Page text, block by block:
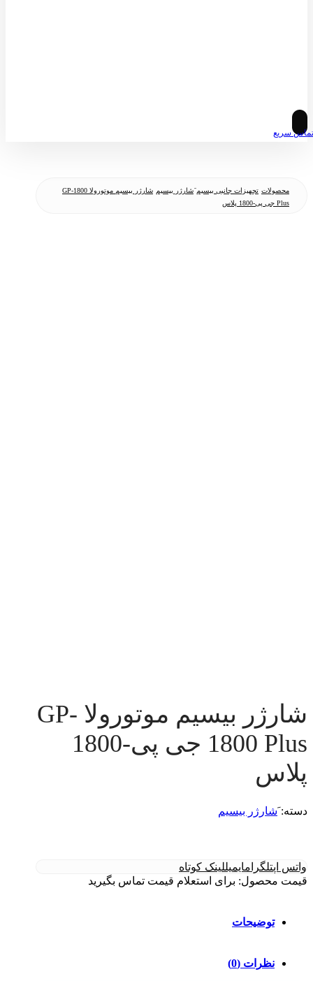
تماس سریع
محصولات تجهیزات جانبی بیسیم َشارژر بیسیم
شارژر بیسیم موتورولا GP-1800
Plus جی پی-1800 پلاس
شارژر بیسیم موتورولا GP-
1800 Plus جی پی-1800
پلاس
دسته:َشارژر بیسیم
واتس اپتلگرامایمیللینک کوتاه
قیمت محصول: برای استعلام قیمت تماس بگیرید
توضیحات
نظرات (0)